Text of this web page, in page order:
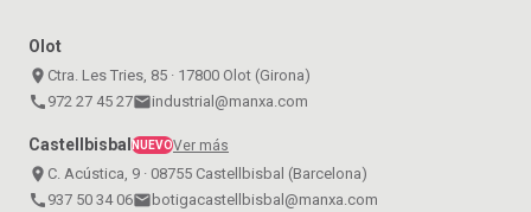
Olot
place Ctra. Les Tries, 85 · 17800 Olot (Girona)
call 972 27 45 27emailindustrial@manxa.com
Castellbisbal NUEVOVer más
place C. Acústica, 9 · 08755 Castellbisbal (Barcelona)
call 937 50 34 06email botigacastellbisbal@manxa.com